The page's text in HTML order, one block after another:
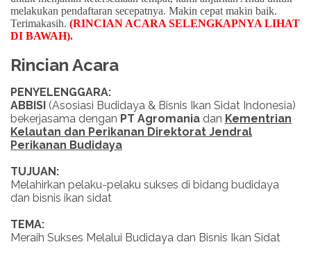
melakukan pendaftaran secepatnya. Makin cepat makin baik.
Terimakasih. (RINCIAN ACARA SELENGKAPNYA LIHAT
DI BAWAH).
Rincian Acara
PENYELENGGARA:
ABBISI (Asosiasi Budidaya & Bisnis Ikan Sidat Indonesia)
bekerjasama dengan PT Agromania dan Kementrian
Kelautan dan Perikanan Direktorat Jendral
Perikanan Budidaya
TUJUAN:
Melahirkan pelaku-pelaku sukses di bidang budidaya
dan bisnis ikan sidat
TEMA:
Meraih Sukses Melalui Budidaya dan Bisnis Ikan Sidat